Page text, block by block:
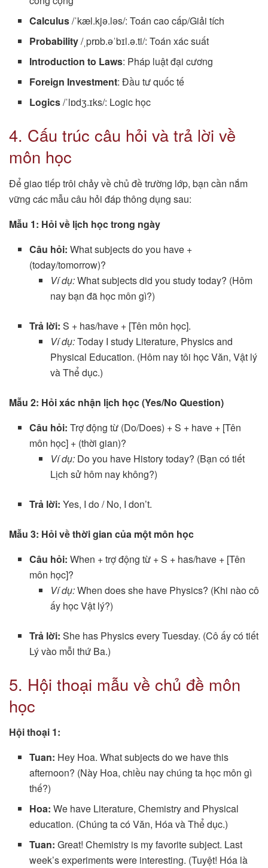
Calculus/ˈkæl.kjə.ləs/: Toán cao cấp/Giải tích
Probability/ˌprɒb.əˈbɪl.ə.ti/: Toán xác suất
Introduction to Laws: Pháp luật đại cương
Foreign Investment: Đầu tư quốc tế
Logics/ˈlɒdʒ.ɪks/: Logic học
4. Cấu trúc câu hỏi và trả lời về
môn học
Để giao tiếp trôi chảy về chủ đề trường lớp, bạn cần nắm
vững các mẫu câu hỏi đáp thông dụng sau:
Mẫu 1: Hỏi về lịch học trong ngày
Câu hỏi: What subjects do you have +
(today/tomorrow)?
Ví dụ:What subjects did you study today? (Hôm
nay bạn đã học môn gì?)
Trả lời: S + has/have + [Tên môn học].
Ví dụ:Today I study Literature, Physics and
Physical Education. (Hôm nay tôi học Văn, Vật lý
và Thể dục.)
Mẫu 2: Hỏi xác nhận lịch học (Yes/No Question)
Câu hỏi: Trợ động từ (Do/Does) + S + have + [Tên
môn học] + (thời gian)?
Ví dụ:Do you have History today? (Bạn có tiết
Lịch sử hôm nay không?)
Trả lời: Yes, I do / No, I don’t.
Mẫu 3: Hỏi về thời gian của một môn học
Câu hỏi: When + trợ động từ + S + has/have + [Tên
môn học]?
Ví dụ:When does she have Physics? (Khi nào cô
ấy học Vật lý?)
Trả lời: She has Physics every Tuesday. (Cô ấy có tiết
Lý vào mỗi thứ Ba.)
5. Hội thoại mẫu về chủ đề môn
học
Hội thoại 1:
Tuan: Hey Hoa. What subjects do we have this
afternoon? (Này Hoa, chiều nay chúng ta học môn gì
thế?)
Hoa: We have Literature, Chemistry and Physical
education. (Chúng ta có Văn, Hóa và Thể dục.)
Tuan: Great! Chemistry is my favorite subject. Last
week’s experiments were interesting. (Tuyệt! Hóa là